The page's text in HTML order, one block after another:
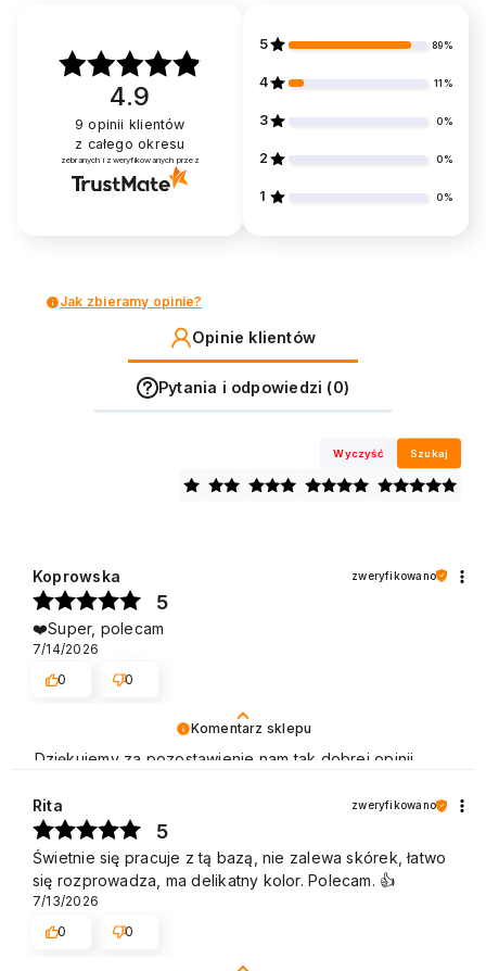
4.9
9 opinii klientów
z całego okresu
zebranych i zweryfikowanych przez
5 89%
4 11%
3 0%
2 0%
1 0%
Jak zbieramy opinie?
Opinie klientów
Pytania i odpowiedzi (0)
Wyczyść Szukaj
Komentarz sklepu
Dziękujemy za pozostawienie nam tak dobrej opinii.
recenzja potwierdza nasze wysiłki - dziękujemy raz
jeszcze i mamy nadzieję - do szybkiego zobaczenia!
Pozdrawiamy
Koprowska zweryfikowano
5
❤️Super, polecam
7/14/2026
0
0
Rita zweryfikowano
5
Świetnie się pracuje z tą bazą, nie zalewa skórek, łatwo
się rozprowadza, ma delikatny kolor. Polecam. 👍️
7/13/2026
0
0